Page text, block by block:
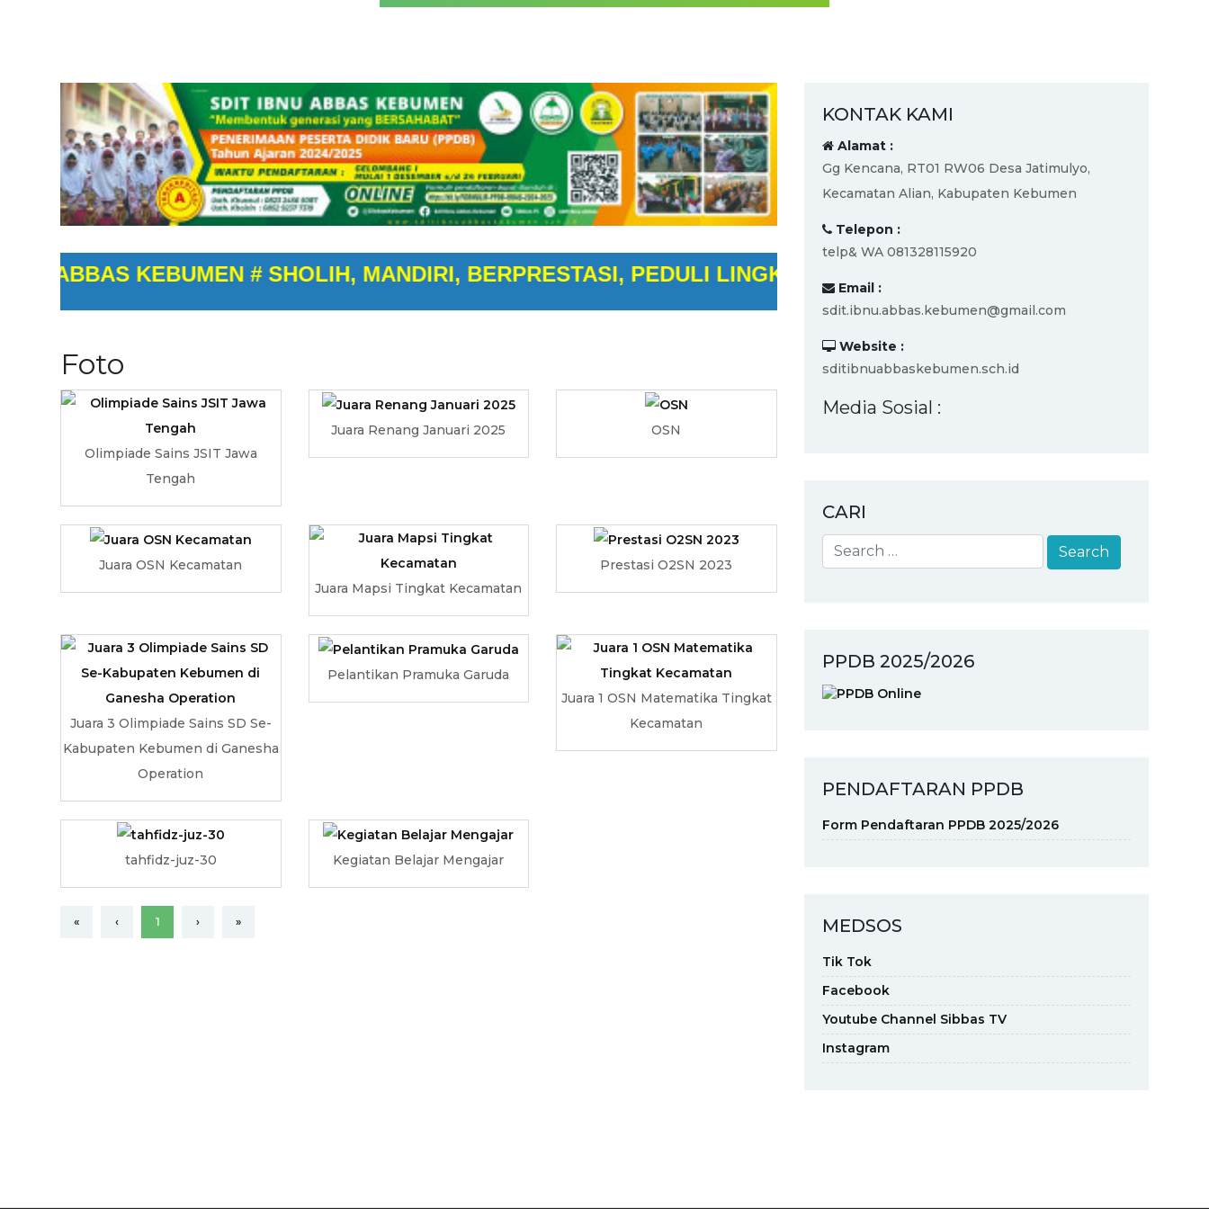
KEBUMEN # SHOLIH, MANDIRI, BERPRESTASI, PEDULI LINGKUNGAN
Foto
Olimpiade Sains JSIT Jawa
Tengah
Juara Renang Januari 2025 OSN
Juara OSN Kecamatan
Juara Mapsi Tingkat Kecamatan
Prestasi O2SN 2023
Juara 3 Olimpiade Sains SD Se-
Kabupaten Kebumen di Ganesha
Operation
Pelantikan Pramuka Garuda
Juara 1 OSN Matematika Tingkat
Kecamatan
tahfidz-juz-30 Kegiatan Belajar Mengajar
« ‹ 1 › »
KONTAK KAMI
Alamat :
Gg Kencana, RT01 RW06 Desa Jatimulyo,
Kecamatan Alian, Kabupaten Kebumen
Telepon :
telp& WA 081328115920
Email :
sdit.ibnu.abbas.kebumen@gmail.com
Website :
sditibnuabbaskebumen.sch.id
Media Sosial :
CARI
PPDB 2025/2026
PENDAFTARAN PPDB
Form Pendaftaran PPDB 2025/2026
MEDSOS
Tik Tok
Facebook
Youtube Channel Sibbas TV
Instagram